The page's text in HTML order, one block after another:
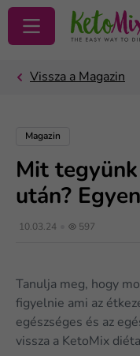
KERESÉS
Magazin
Mit
után?
10.03.24 597
Tanulja meg, hogy
figyelnie ami az
egészséges és az
vissza a KetoMix